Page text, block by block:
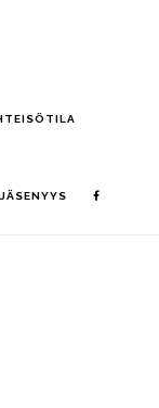
JÄSENYYS